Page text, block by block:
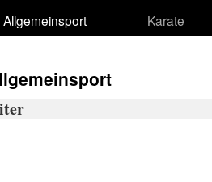
Allgemeinsport
Karate